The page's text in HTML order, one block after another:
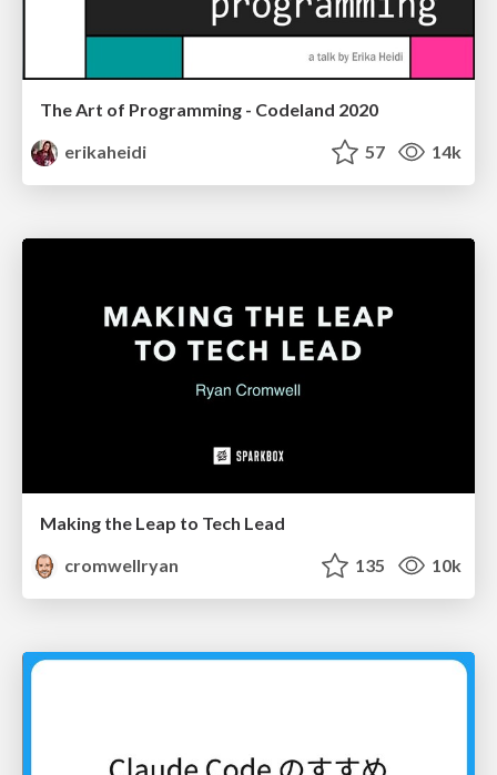
The Art of Programming - Codeland 2020
erikaheidi
57 14k
Making the Leap to Tech Lead
cromwellryan
135 10k